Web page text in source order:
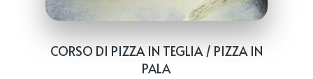
CORSO DI PIZZA IN TEGLIA / PIZZA IN
PALA